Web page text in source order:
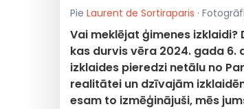
Pie Laurent de Sortiraparis ·
Vai meklējat ģimenes
kas durvis vēra 2024. gada 6.
izklaides pieredzi netālu no
realitātei un dzīvajām
esam to izmēģinājuši, mēs